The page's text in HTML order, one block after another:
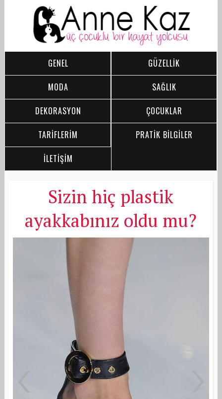
GENEL
GÜZELLİK
MODA
SAĞLIK
DEKORASYON
ÇOCUKLAR
TARİFLERİM
PRATİK BİLGİLER
İLETİŞİM
Sizin hiç plastik
ayakkabınız oldu mu?